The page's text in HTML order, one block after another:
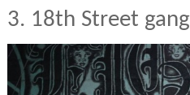
3. 18th Street gang